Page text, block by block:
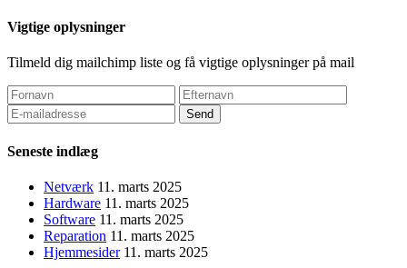
Vigtige oplysninger
Tilmeld dig mailchimp liste og få vigtige oplysninger på mail
Seneste indlæg
Netværk 11. marts 2025
Hardware 11. marts 2025
Software 11. marts 2025
Reparation 11. marts 2025
Hjemmesider 11. marts 2025